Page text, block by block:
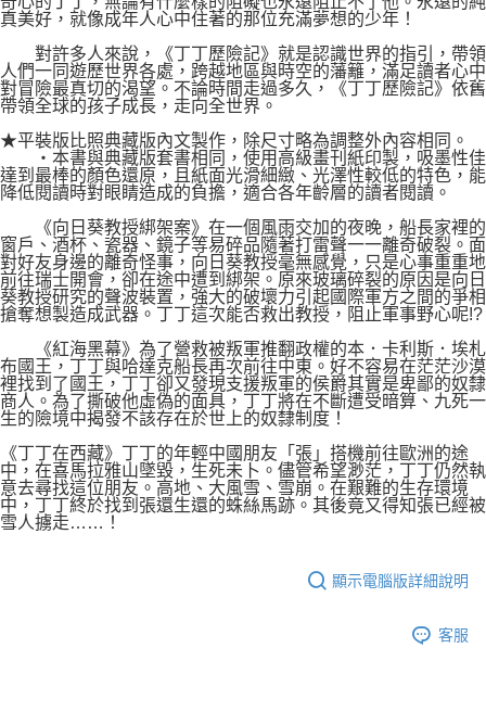
真美好，就像成年人心中住著的那位充滿夢想的少年！
對許多人來說，《丁丁歷險記》就是認識世界的指引，帶領
人們一同遊歷世界各處，跨越地區與時空的藩籬，滿足讀者心中
對冒險最真切的渴望。不論時間走過多久，《丁丁歷險記》依舊
帶領全球的孩子成長，走向全世界。
★平裝版比照典藏版內文製作，除尺寸略為調整外內容相同。
‧本書與典藏版套書相同，使用高級畫刊紙印製，吸墨性佳
達到最棒的顏色還原，且紙面光滑細緻、光澤性較低的特色，能
降低閱讀時對眼睛造成的負擔，適合各年齡層的讀者閱讀。
《向日葵教授綁架案》在一個風雨交加的夜晚，船長家裡的
窗戶、酒杯、瓷器、鏡子等易碎品隨著打雷聲一一離奇破裂。面
對好友身邊的離奇怪事，向日葵教授毫無感覺，只是心事重重地
前往瑞士開會，卻在途中遭到綁架。原來玻璃碎裂的原因是向日
葵教授研究的聲波裝置，強大的破壞力引起國際軍方之間的爭相
搶奪想製造成武器。丁丁這次能否救出教授，阻止軍事野心呢!?
《紅海黑幕》為了營救被叛軍推翻政權的本．卡利斯．埃札
布國王，丁丁與哈達克船長再次前往中東。好不容易在茫茫沙漠
裡找到了國王，丁丁卻又發現支援叛軍的侯爵其實是卑鄙的奴隸
商人。為了撕破他虛偽的面具，丁丁將在不斷遭受暗算、九死一
生的險境中揭發不該存在於世上的奴隸制度！
《丁丁在西藏》丁丁的年輕中國朋友「張」搭機前往歐洲的途
中，在喜馬拉雅山墜毀，生死未卜。儘管希望渺茫，丁丁仍然執
意去尋找這位朋友。高地、大風雪、雪崩。在艱難的生存環境
中，丁丁終於找到張還生還的蛛絲馬跡。其後竟又得知張已經被
雪人擄走……！
顯示電腦版詳細說明
客服